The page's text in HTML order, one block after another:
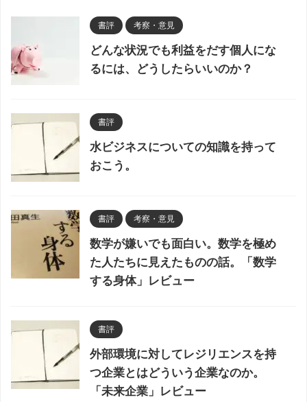
書評 考察・意見
どんな状況でも利益をだす個人にな
るには、どうしたらいいのか？
書評
水ビジネスについての知識を持って
おこう。
書評 考察・意見
数学が嫌いでも面白い。数学を極め
た人たちに見えたものの話。「数学
する身体」レビュー
書評
外部環境に対してレジリエンスを持
つ企業とはどういう企業なのか。
「未来企業」レビュー